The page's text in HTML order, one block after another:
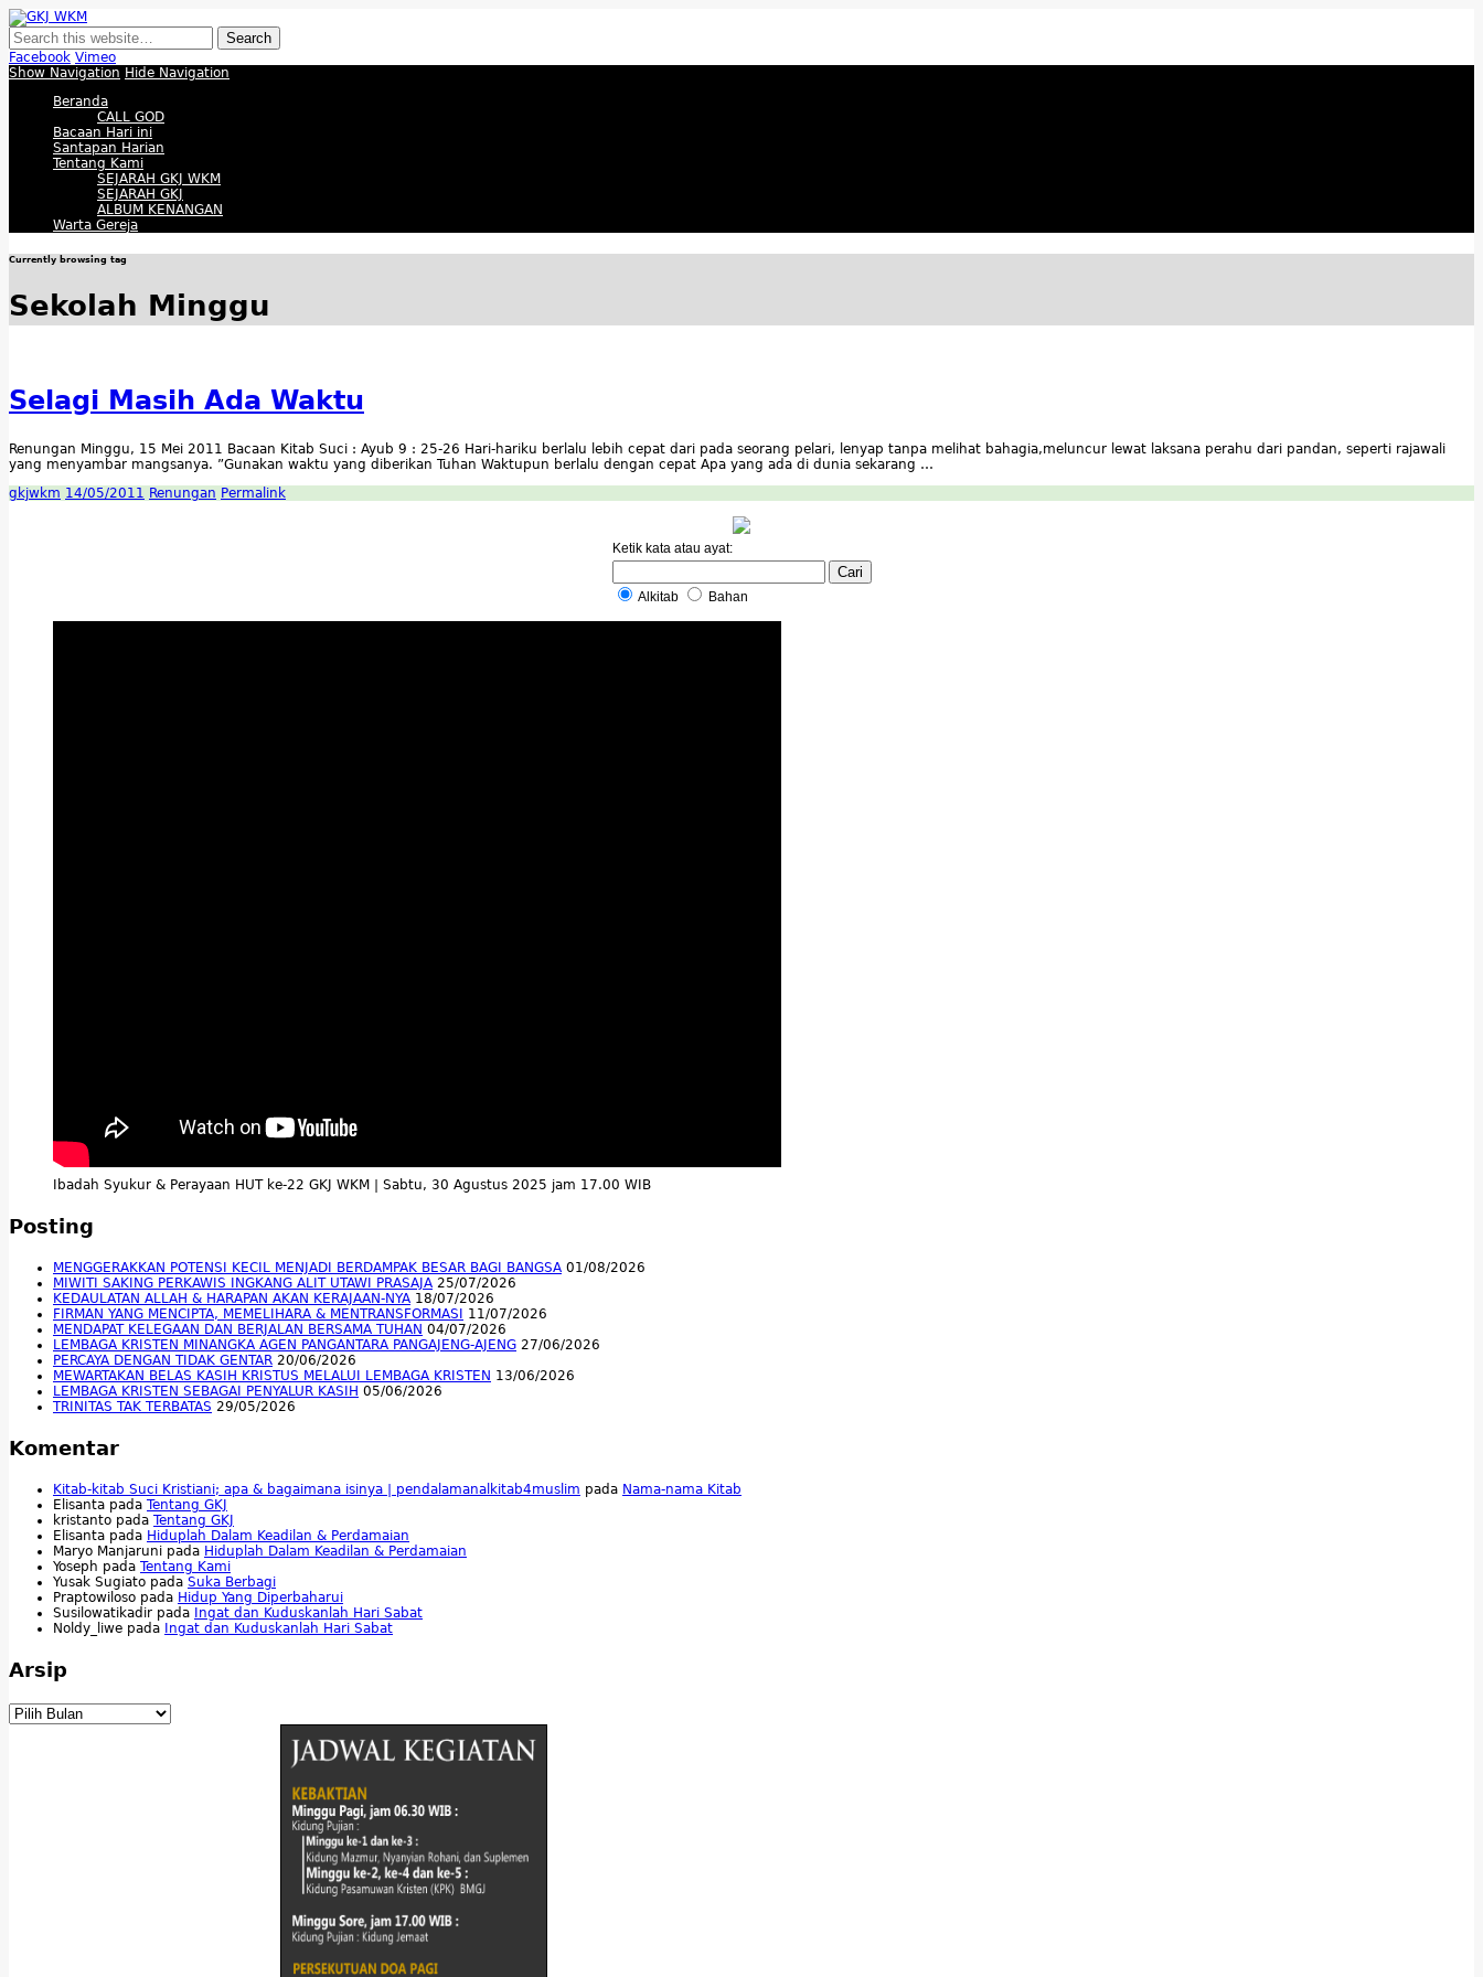
Membangun Gereja Kokoh melalui Pelayanan Holistik, Teknologi, dan Budaya Apresiatif
Facebook Vimeo
Show Navigation Hide Navigation
Beranda
CALL GOD
Bacaan Hari ini
Santapan Harian
Tentang Kami
SEJARAH GKJ WKM
SEJARAH GKJ
ALBUM KENANGAN
Warta Gereja
Currently browsing tag
Sekolah Minggu
Selagi Masih Ada Waktu
Renungan Minggu, 15 Mei 2011 Bacaan Kitab Suci : Ayub 9 : 25-26 Hari-hariku berlalu lebih cepat dari pada seorang pelari, lenyap tanpa melihat bahagia,meluncur lewat laksana perahu dari pandan, seperti rajawali
yang menyambar mangsanya. ”Gunakan waktu yang diberikan Tuhan Waktupun berlalu dengan cepat Apa yang ada di dunia sekarang …
gkjwkm 14/05/2011 Renungan Permalink
Ketik kata atau ayat:
Alkitab Bahan
Ibadah Syukur & Perayaan HUT ke-22 GKJ WKM | Sabtu, 30 Agustus 2025 jam 17.00 WIB
Posting
MENGGERAKKAN POTENSI KECIL MENJADI BERDAMPAK BESAR BAGI BANGSA 01/08/2026
MIWITI SAKING PERKAWIS INGKANG ALIT UTAWI PRASAJA 25/07/2026
KEDAULATAN ALLAH & HARAPAN AKAN KERAJAAN-NYA 18/07/2026
FIRMAN YANG MENCIPTA, MEMELIHARA & MENTRANSFORMASI 11/07/2026
MENDAPAT KELEGAAN DAN BERJALAN BERSAMA TUHAN 04/07/2026
LEMBAGA KRISTEN MINANGKA AGEN PANGANTARA PANGAJENG-AJENG 27/06/2026
PERCAYA DENGAN TIDAK GENTAR 20/06/2026
MEWARTAKAN BELAS KASIH KRISTUS MELALUI LEMBAGA KRISTEN 13/06/2026
LEMBAGA KRISTEN SEBAGAI PENYALUR KASIH 05/06/2026
TRINITAS TAK TERBATAS 29/05/2026
Komentar
Kitab-kitab Suci Kristiani; apa & bagaimana isinya | pendalamanalkitab4muslim pada Nama-nama Kitab
Elisanta pada Tentang GKJ
kristanto pada Tentang GKJ
Elisanta pada Hiduplah Dalam Keadilan & Perdamaian
Maryo Manjaruni pada Hiduplah Dalam Keadilan & Perdamaian
Yoseph pada Tentang Kami
Yusak Sugiato pada Suka Berbagi
Praptowiloso pada Hidup Yang Diperbaharui
Susilowatikadir pada Ingat dan Kuduskanlah Hari Sabat
Noldy_liwe pada Ingat dan Kuduskanlah Hari Sabat
Arsip
Arsip